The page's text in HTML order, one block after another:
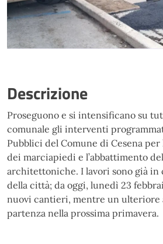
Descrizione
Proseguono e si intensificano su
comunale gli interventi
Pubblici del Comune di Cesena
dei marciapiedi e l’abbattimento
architettoniche. I lavori sono già in
della città; da oggi, lunedì 23
nuovi cantieri, mentre un ulteriore
partenza nella prossima primavera.